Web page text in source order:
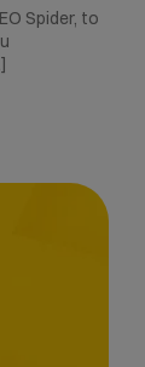
Spider, to